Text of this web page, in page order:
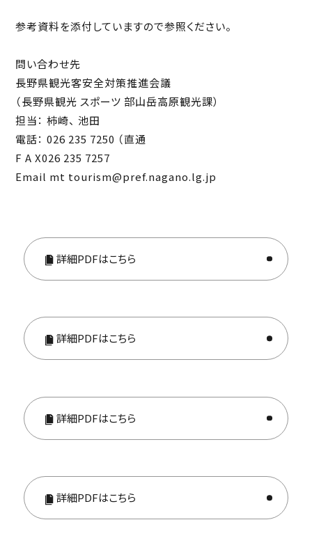
参考資料を添付していますので参照ください。
問い合わせ先
長野県観光客安全対策推進会議
（長野県観光 スポーツ 部山岳高原観光課）
担当： 柿崎、 池田
電話： 026 235 7250 （直通
F A X026 235 7257
Email mt tourism@pref.nagano.lg.jp
詳細PDFはこちら
詳細PDFはこちら
詳細PDFはこちら
詳細PDFはこちら